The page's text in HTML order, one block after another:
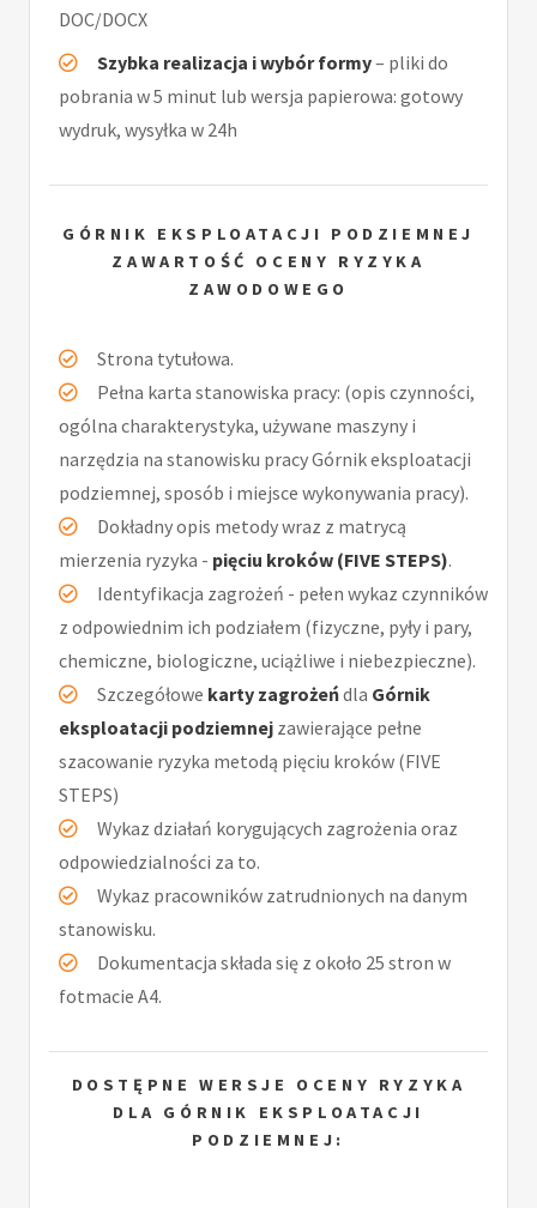
DOC/DOCX
Szybka realizacja i wybór formy– pliki do
pobrania w 5 minut lub wersja papierowa: gotowy
wydruk, wysyłka w 24h
GÓRNIK EKSPLOATACJI PODZIEMNEJ
ZAWARTOŚĆ OCENY RYZYKA
ZAWODOWEGO
Strona tytułowa.
Pełna karta stanowiska pracy: (opis czynności,
ogólna charakterystyka, używane maszyny i
narzędzia na stanowisku pracy Górnik eksploatacji
podziemnej, sposób i miejsce wykonywania pracy).
Dokładny opis metody wraz z matrycą
mierzenia ryzyka - pięciu kroków (FIVE STEPS).
Identyfikacja zagrożeń - pełen wykaz czynników
z odpowiednim ich podziałem (fizyczne, pyły i pary,
chemiczne, biologiczne, uciążliwe i niebezpieczne).
Szczegółowe karty zagrożeńdla Górnik
eksploatacji podziemnej zawierające pełne
szacowanie ryzyka metodą pięciu kroków (FIVE
STEPS)
Wykaz działań korygujących zagrożenia oraz
odpowiedzialności za to.
Wykaz pracowników zatrudnionych na danym
stanowisku.
Dokumentacja składa się z około 25 stron w
fotmacie A4.
DOSTĘPNE WERSJE OCENY RYZYKA
DLA GÓRNIK EKSPLOATACJI
PODZIEMNEJ: